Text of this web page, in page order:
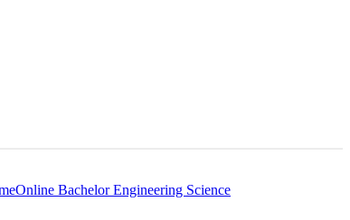
Online Bachelor Engineering Science